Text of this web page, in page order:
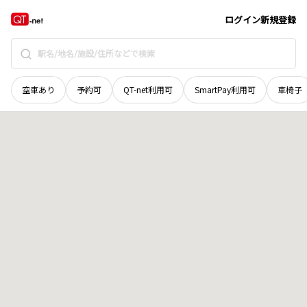
ログイン新規登録
空車あり 予約可 QT-net利用可 SmartPay利用可 車椅子
青森県 地域選択で探す